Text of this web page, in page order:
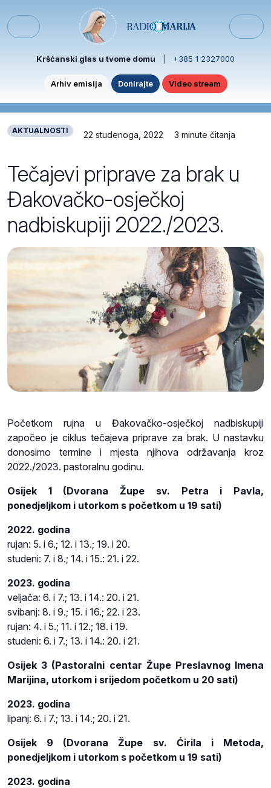
Menu
Kršćanski glas u tvome domu +385 1 2327000
Arhiv emisija Donirajte Video stream
AKTUALNOSTI 22 studenoga, 2022 3 minute čitanja
Tečajevi priprave za brak u
Đakovačko-osječkoj
nadbiskupiji 2022./2023.
Početkom rujna u Đakovačko-osječkoj nadbiskupiji
započeo je ciklus tečajeva priprave za brak. U nastavku
donosimo termine i mjesta njihova održavanja kroz
2022./2023. pastoralnu godinu.
Osijek 1 (Dvorana Župe sv. Petra i Pavla,
ponedjeljkom i utorkom s početkom u 19 sati)
2022. godina
rujan: 5. i 6.; 12. i 13.; 19. i 20.
studeni: 7. i 8.; 14. i 15.: 21. i 22.
2023. godina
veljača: 6. i 7.; 13. i 14.: 20. i 21.
svibanj: 8. i 9.; 15. i 16.; 22. i 23.
rujan: 4. i 5.; 11. i 12.; 18. i 19.
studeni: 6. i 7.; 13. i 14.: 20. i 21.
Osijek 3 (Pastoralni centar Župe Preslavnog Imena
Marijina, utorkom i srijedom početkom u 20 sati)
2023. godina
lipanj: 6. i 7.; 13. i 14.; 20. i 21.
Osijek 9 (Dvorana Župe sv. Ćirila i Metoda,
ponedjeljkom i utorkom s početkom u 19 sati)
2023. godina